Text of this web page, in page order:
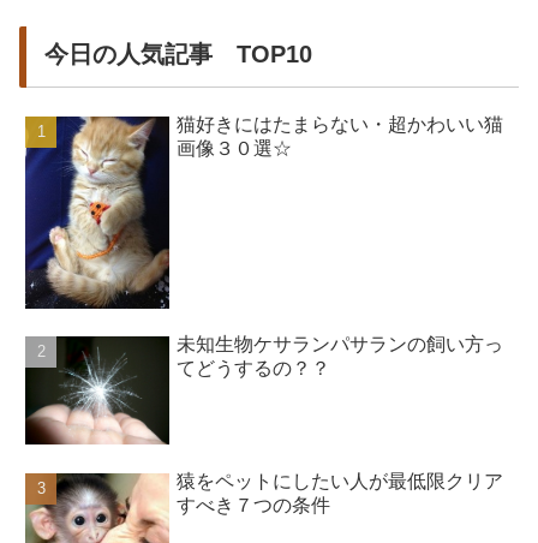
今日の人気記事 TOP10
猫好きにはたまらない・超かわいい猫
画像３０選☆
未知生物ケサランパサランの飼い方っ
てどうするの？？
猿をペットにしたい人が最低限クリア
すべき７つの条件